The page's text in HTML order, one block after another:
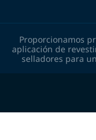
Proporcionamos
aplicación de
selladores para